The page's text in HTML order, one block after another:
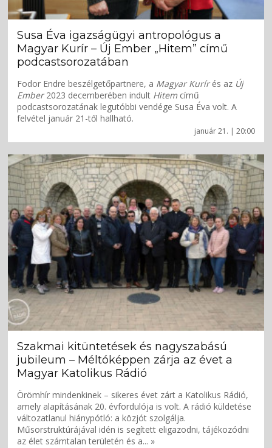
január 21. | 20:00
Susa Éva igazságügyi antropológus a
Magyar Kurír – Új Ember „Hitem” című
podcastsorozatában
Fodor Endre beszélgetőpartnere, a Magyar Kurírés az Új
Ember2023 decemberében indult Hitem című
podcastsorozatának legutóbbi vendége Susa Éva volt. A
felvétel január 21-től hallható.
Szakmai kitüntetések és nagyszabású
jubileum – Méltóképpen zárja az évet a
Magyar Katolikus Rádió
Örömhír mindenkinek – sikeres évet zárt a Katolikus Rádió,
amely alapításának 20. évfordulója is volt. A rádió küldetése
változatlanul hiánypótló: a közjót szolgálja.
Műsorstruktúrájával idén is segített eligazodni, tájékozódni
az élet számtalan területén és a... »